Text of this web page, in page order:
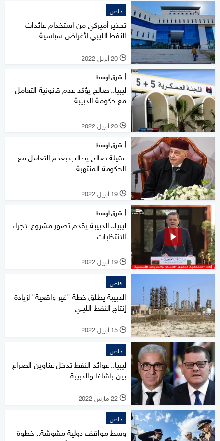
خاص
تحذير أميركي من استخدام عائدات
النفط الليبي لأغراض سياسية
l 20 أبريل 2022
شرق أوسط
ليبيا.. صالح يؤكد عدم قانونية التعامل
مع حكومة الدبيبة
l 20 أبريل 2022
شرق أوسط
عقيلة صالح يطالب بعدم التعامل مع
الحكومة المنتهية
l 19 أبريل 2022
شرق أوسط
ليبيا.. الدبيبة يقدم تصور مشروع لإجراء
الانتخابات
l 19 أبريل 2022
خاص
الدبيبة يطلق خطة "غير واقعية" لزيادة
إنتاج النفط الليبي
l 15 أبريل 2022
خاص
ليبيا.. عوائد النفط تدخل عناوين الصراع
بين باشاغا والدبيبة
l 22 مارس 2022
خاص
وسط مواقف دولية مشوشة.. خطوة